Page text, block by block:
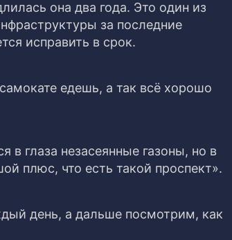
она два года. Это один из
за последние
исправить в срок.
едешь, а так всё хорошо
в глаза незасеянные газоны, но в
плюс, что есть такой проспект».
день, а дальше посмотрим, как